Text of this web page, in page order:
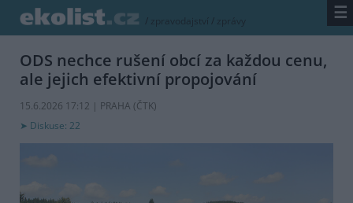
/ zpravodajství / zprávy ☰
ODS nechce rušení obcí za každou cenu,
ale jejich efektivní propojování
15.6.2026 17:12 | PRAHA (ČTK)
Diskuse: 22